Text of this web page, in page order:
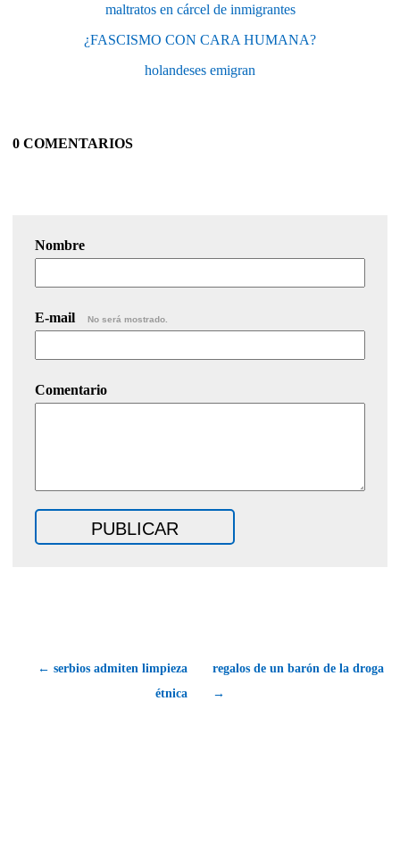
maltratos en cárcel de inmigrantes
¿FASCISMO CON CARA HUMANA?
holandeses emigran
0 COMENTARIOS
Nombre
E-mail No será mostrado.
Comentario
← serbios admiten limpieza
étnica
regalos de un barón de la droga
→